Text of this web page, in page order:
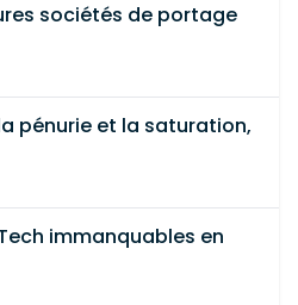
sociétés de portage
pénurie et la saturation,
immanquables en